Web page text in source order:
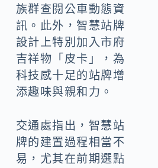
族群查閱公車動態資
訊。此外，智慧站牌
設計上特別加入市府
吉祥物「皮卡」，為
科技感十足的站牌增
添趣味與親和力。
交通處指出，智慧站
牌的建置過程相當不
易，尤其在前期選點